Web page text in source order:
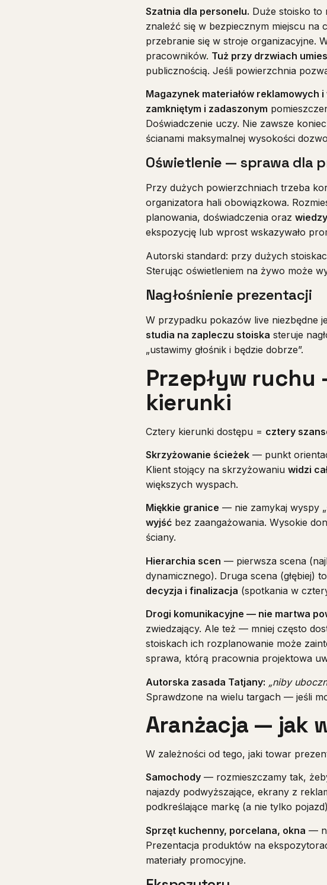
Szatnia dla personelu. Duże stoisko to
znaleźć się w bezpiecznym miejscu na
przebranie się w stroje organizacyjne.
pracowników. Tuż przy drzwiach
publicznością. Jeśli powierzchnia
Magazynek materiałów reklamowych
zamkniętym i zadaszonym
Doświadczenie uczy. Nie zawsze
ścianami maksymalnej wysokości
Oświetlenie — sprawa dla
Przy dużych powierzchniach trzeba
organizatora hali obowiązkowa.
planowania, doświadczenia oraz
ekspozycję lub wprost wskazywało
Autorski standard: przy dużych
Sterując oświetleniem na żywo może
Nagłośnienie prezentacji
W przypadku pokazów live niezbędne
studia na zapleczu stoiska steruje
„ustawimy głośnik i będzie dobrze”.
Przepływ
kierunki
Cztery kierunki dostępu = cztery
Skrzyżowanie ścieżek — punkt
Klient stojący na skrzyżowaniu widzi
większych wyspach.
Miękkie granice — nie zamykaj wyspy
wyjść bez zaangażowania. Wysokie
ściany.
Hierarchia scen — pierwsza scena
dynamicznego). Druga scena (głębiej) to
decyzja i finalizacja (spotkania w
Drogi komunikacyjne — nie martwa
zwiedzający. Ale też — mniej często
stoiskach ich rozplanowanie może
sprawa, którą pracownia projektowa
Autorska zasada Tatjany: „niby
Sprawdzone na wielu targach — jeśli
Aranżacja — jak
W zależności od tego, jaki towar
Samochody — rozmieszczamy tak,
najazdy podwyższające, ekrany z
podkreślające markę (a nie tylko
Sprzęt kuchenny, porcelana, okna —
Prezentacja produktów na
materiały promocyjne.